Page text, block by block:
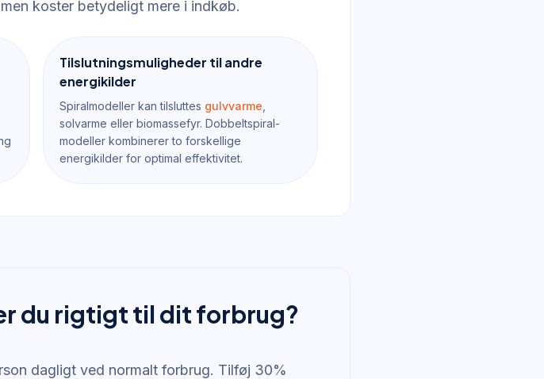
koster betydeligt mere i indkøb.
Tilslutningsmuligheder til andre
energikilder
Spiralmodeller kan tilsluttes gulvvarme
solvarme eller biomassefyr. Dobbeltspiral-
modeller kombinerer to forskellige
energikilder for optimal effektivitet.
du rigtigt til dit forbrug?
dagligt ved normalt forbrug. Tilføj 30%